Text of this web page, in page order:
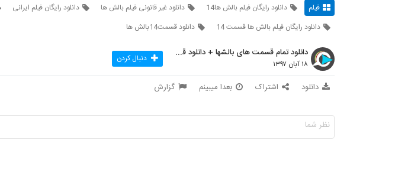
فیلم دانلود رایگان فیلم بالش ها14 دانلود غیر قانونی فیلم بالش ها دانلود رایگان فیلم ایرانی
دانلود رایگان فیلم بالش ها قسمت 14
دانلود قسمت14بالش ها
دانلود تمام قسمت های بالشها + دانلود قسمت 14 چهارد
۱۸ آبان ۱۳۹۷ دنبال کردن
دانلود اشتراک بعدا میبینم گزارش